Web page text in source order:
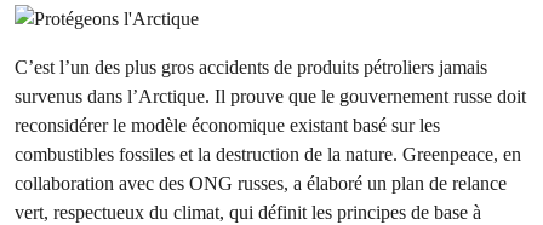
C’est l’un des plus gros accidents de produits pétroliers jamais
survenus dans l’Arctique. Il prouve que le gouvernement russe doit
reconsidérer le modèle économique existant basé sur les
combustibles fossiles et la destruction de la nature. Greenpeace, en
collaboration avec des ONG russes, a élaboré un plan de relance
vert, respectueux du climat, qui définit les principes de base à